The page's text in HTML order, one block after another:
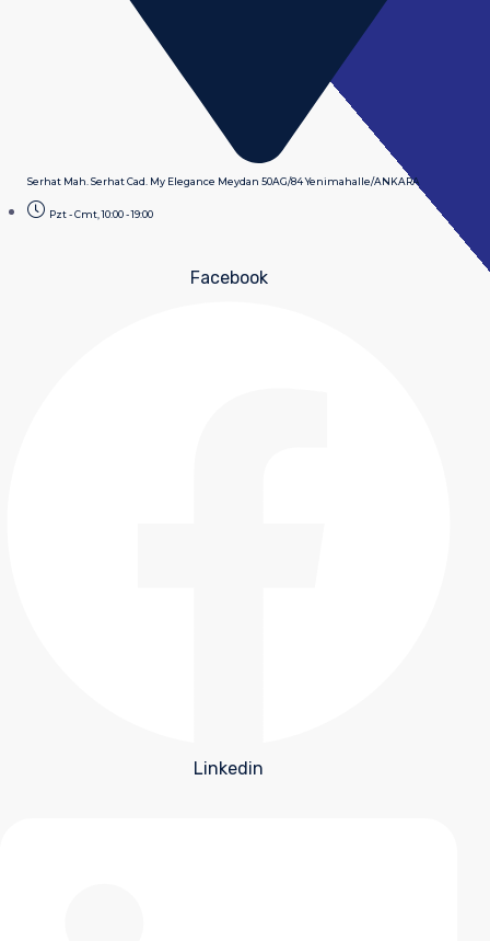
Serhat Mah. Serhat Cad. My Elegance Meydan 50AG/84 Yenimahalle/ANKARA
Pzt - Cmt, 10:00 - 19:00
Facebook
Linkedin